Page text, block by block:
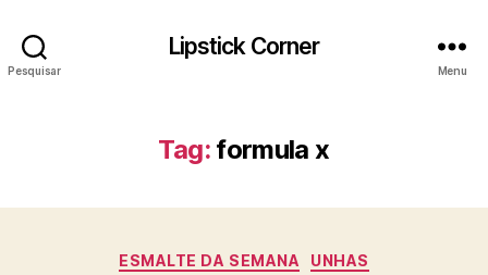
Pesquisar
Lipstick Corner
Menu
Tag: formula x
Categorias
ESMALTE DA SEMANA UNHAS